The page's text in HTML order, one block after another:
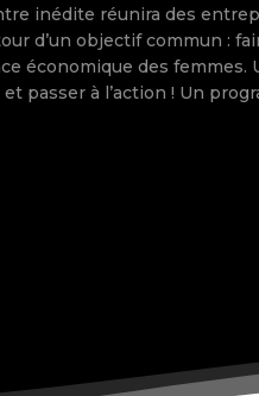
inédite réunira des
d’un objectif commun :
économique des femmes.
! Un programme pour